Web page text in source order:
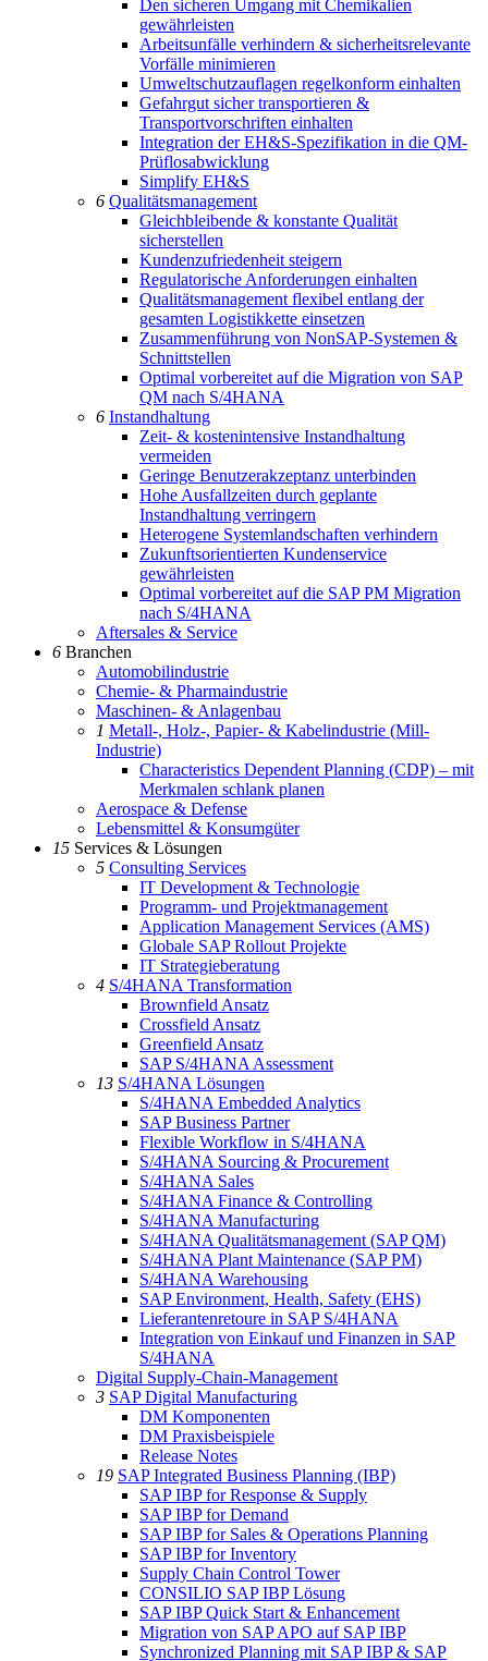
Den sicheren Umgang mit Chemikalien
gewährleisten
Arbeitsunfälle verhindern & sicherheitsrelevante
Vorfälle minimieren
Umweltschutzauflagen regelkonform einhalten
Gefahrgut sicher transportieren &
Transportvorschriften einhalten
Integration der EH&S-Spezifikation in die QM-
Prüflosabwicklung
Simplify EH&S
6 Qualitätsmanagement
Gleichbleibende & konstante Qualität
sicherstellen
Kundenzufriedenheit steigern
Regulatorische Anforderungen einhalten
Qualitätsmanagement flexibel entlang der
gesamten Logistikkette einsetzen
Zusammenführung von NonSAP-Systemen &
Schnittstellen
Optimal vorbereitet auf die Migration von SAP
QM nach S/4HANA
6 Instandhaltung
Zeit- & kostenintensive Instandhaltung
vermeiden
Geringe Benutzerakzeptanz unterbinden
Hohe Ausfallzeiten durch geplante
Instandhaltung verringern
Heterogene Systemlandschaften verhindern
Zukunftsorientierten Kundenservice
gewährleisten
Optimal vorbereitet auf die SAP PM Migration
nach S/4HANA
Aftersales & Service
6 Branchen
Automobilindustrie
Chemie- & Pharmaindustrie
Maschinen- & Anlagenbau
1 Metall-, Holz-, Papier- & Kabelindustrie (Mill-
Industrie)
Characteristics Dependent Planning (CDP) – mit
Merkmalen schlank planen
Aerospace & Defense
Lebensmittel & Konsumgüter
15 Services & Lösungen
5 Consulting Services
IT Development & Technologie
Programm- und Projektmanagement
Application Management Services (AMS)
Globale SAP Rollout Projekte
IT Strategieberatung
4 S/4HANA Transformation
Brownfield Ansatz
Crossfield Ansatz
Greenfield Ansatz
SAP S/4HANA Assessment
13 S/4HANA Lösungen
S/4HANA Embedded Analytics
SAP Business Partner
Flexible Workflow in S/4HANA
S/4HANA Sourcing & Procurement
S/4HANA Sales
S/4HANA Finance & Controlling
S/4HANA Manufacturing
S/4HANA Qualitätsmanagement (SAP QM)
S/4HANA Plant Maintenance (SAP PM)
S/4HANA Warehousing
SAP Environment, Health, Safety (EHS)
Lieferantenretoure in SAP S/4HANA
Integration von Einkauf und Finanzen in SAP
S/4HANA
Digital Supply-Chain-Management
3 SAP Digital Manufacturing
DM Komponenten
DM Praxisbeispiele
Release Notes
19 SAP Integrated Business Planning (IBP)
SAP IBP for Response & Supply
SAP IBP for Demand
SAP IBP for Sales & Operations Planning
SAP IBP for Inventory
Supply Chain Control Tower
CONSILIO SAP IBP Lösung
SAP IBP Quick Start & Enhancement
Migration von SAP APO auf SAP IBP
Synchronized Planning mit SAP IBP & SAP